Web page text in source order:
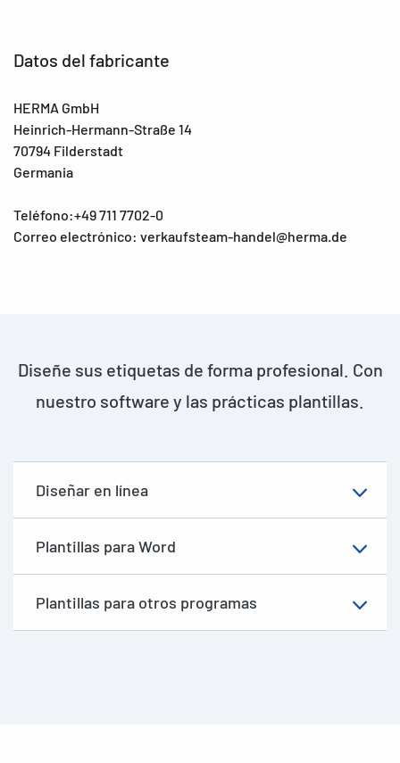
Datos del fabricante
HERMA GmbH
Heinrich-Hermann-Straße 14
70794 Filderstadt
Germania
Teléfono:+49 711 7702-0
Correo electrónico: verkaufsteam-handel@herma.de
Diseñe sus etiquetas de forma profesional. Con
nuestro software y las prácticas plantillas.
Diseñar en línea
Plantillas para Word
Plantillas para otros programas